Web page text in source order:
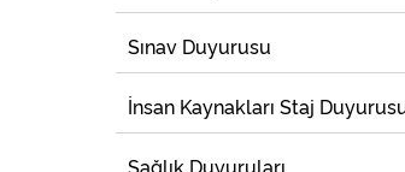
Sınav Duyurusu
İnsan Kaynakları Staj
Sağlık Duyuruları